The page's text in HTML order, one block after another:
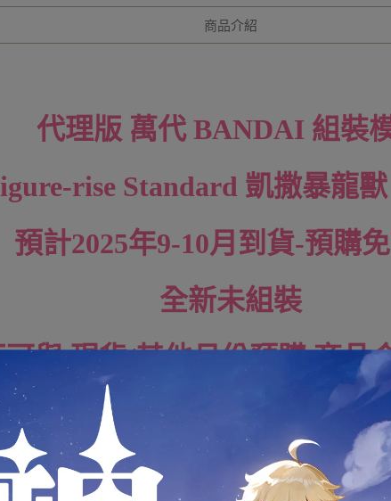
商品介紹
代理版 萬代 BANDAI 組裝
rise Standard 凱撒暴龍
預計2025年9-10月到貨-預購
全新未組裝
與 現貨/其他月份預購 商品
如到貨量不足 依下單順序